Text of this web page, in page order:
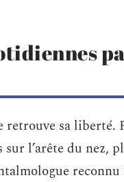
sa liberté.
l’arête du nez,
reconnu